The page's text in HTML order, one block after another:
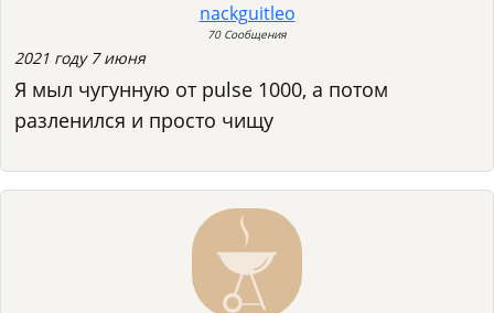
nackguitleo
70 Сообщения
2021 году 7 июня
Я мыл чугунную от pulse 1000, а потом
разленился и просто чищу